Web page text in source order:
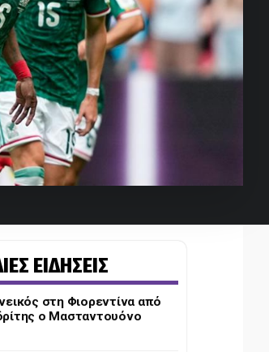
ΕΙΔΗΣΕΙΣ
στη Φιορεντίνα από
ο Μασταντουόνο